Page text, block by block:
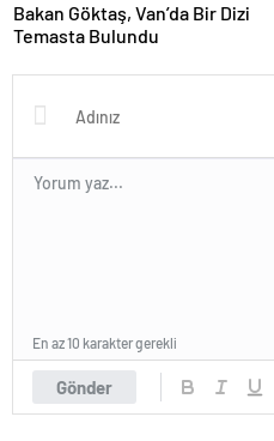
Bakan Göktaş, Van’da Bir Dizi
Temasta Bulundu
Gönder
En az 10 karakter gerekli